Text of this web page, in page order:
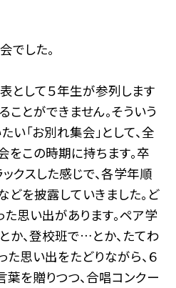
した。
して５年生が参列します
ことができません。そういう
い「お別れ集会」として、全
この時期に持ちます。卒
クスした感じで、各学年順
を披露していきました。ど
思い出があります。ペア学
か、登校班で…とか、たてわ
た思い出をたどりながら、６
を贈りつつ、合唱コンクー